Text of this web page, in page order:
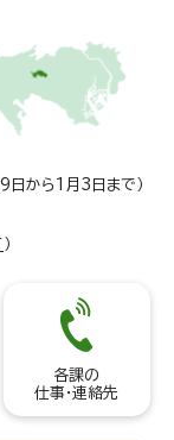
日から1月3日まで）
）
各課の
仕事・連絡先